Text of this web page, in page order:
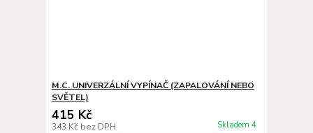
M.C. UNIVERZÁLNÍ VYPÍNAČ (ZAPALOVÁNÍ NEBO
SVĚTEL)
415 Kč
343 Kč bez DPH Skladem 4